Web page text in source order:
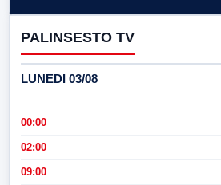
PALINSESTO TV
LUNEDI 03/08
00:00
02:00
09:00